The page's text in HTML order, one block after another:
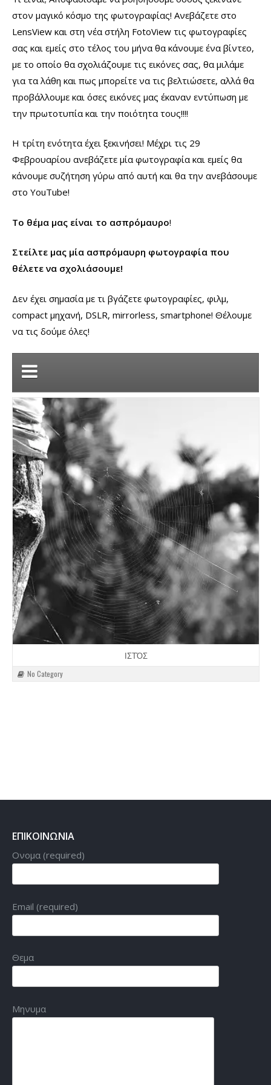
στον μαγικό κόσμο της φωτογραφίας! Ανεβάζετε στο
LensView και στη νέα στήλη FotoView τις φωτογραφίες
σας και εμείς στο τέλος του μήνα θα κάνουμε ένα βίντεο,
με το οποίο θα σχολιάζουμε τις εικόνες σας, θα μιλάμε
για τα λάθη και πως μπορείτε να τις βελτιώσετε, αλλά θα
προβάλλουμε και όσες εικόνες μας έκαναν εντύπωση με
την πρωτοτυπία και την ποιότητα τους!!!!
Η τρίτη ενότητα έχει ξεκινήσει! Μέχρι τις 29
Φεβρουαρίου ανεβάζετε μία φωτογραφία και εμείς θα
κάνουμε συζήτηση γύρω από αυτή και θα την ανεβάσουμε
στο YouTube!
Το θέμα μας είναι το ασπρόμαυρο!
Στείλτε μας μία ασπρόμαυρη φωτογραφία που
θέλετε να σχολιάσουμε!
Δεν έχει σημασία με τι βγάζετε φωτογραφίες, φιλμ,
compact μηχανή, DSLR, mirrorless, smartphone! Θέλουμε
να τις δούμε όλες!
ΙΣΤΌΣ
No Category
ΕΠΙΚΟΙΝΩΝΙΑ
Ονομα (required)
Email (required)
Θεμα
Μηνυμα